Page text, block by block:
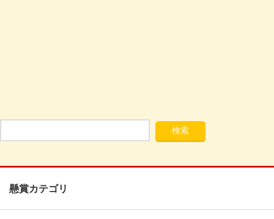
懸賞カテゴリ